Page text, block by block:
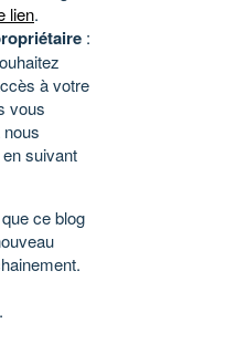
lien.
:
à votre
vous
suivant
ce blog